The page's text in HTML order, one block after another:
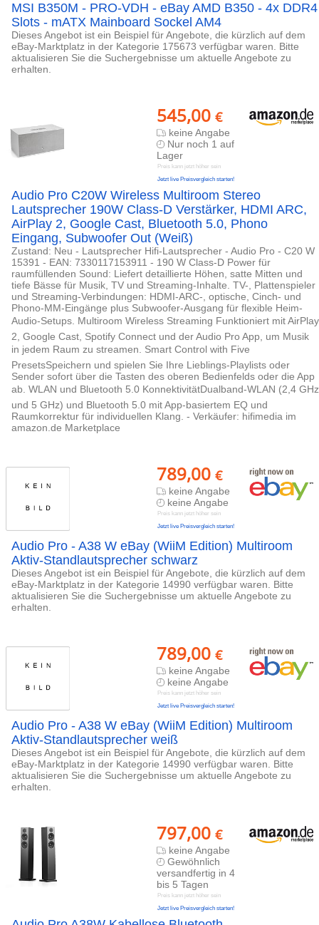
MSI B350M - PRO-VDH - eBay AMD B350 - 4x DDR4
Slots - mATX Mainboard Sockel AM4
Dieses Angebot ist ein Beispiel für Angebote, die kürzlich auf dem
eBay-Marktplatz in der Kategorie 175673 verfügbar waren. Bitte
aktualisieren Sie die Suchergebnisse um aktuelle Angebote zu
erhalten.
545,00 €
keine Angabe
Nur noch 1 auf
Lager
Preis kann jetzt höher sein
Jetzt live Preisvergleich starten!
Audio Pro C20W Wireless Multiroom Stereo
Lautsprecher 190W Class-D Verstärker, HDMI ARC,
AirPlay 2, Google Cast, Bluetooth 5.0, Phono
Eingang, Subwoofer Out (Weiß)
Zustand: Neu - Lautsprecher Hifi-Lautsprecher - Audio Pro - C20 W
15391 - EAN: 7330117153911 - 190 W Class-D Power für
raumfüllenden Sound: Liefert detaillierte Höhen, satte Mitten und
tiefe Bässe für Musik, TV und Streaming-Inhalte. TV-, Plattenspieler
und Streaming-Verbindungen: HDMI-ARC-, optische, Cinch- und
Phono-MM-Eingänge plus Subwoofer-Ausgang für flexible Heim-
Audio-Setups. Multiroom Wireless Streaming Funktioniert mit AirPlay
2, Google Cast, Spotify Connect und der Audio Pro App, um Musik
in jedem Raum zu streamen. Smart Control with Five
PresetsSpeichern und spielen Sie Ihre Lieblings-Playlists oder
Sender sofort über die Tasten des oberen Bedienfelds oder die App
ab. WLAN und Bluetooth 5.0 KonnektivitätDualband-WLAN (2,4 GHz
und 5 GHz) und Bluetooth 5.0 mit App-basiertem EQ und
Raumkorrektur für individuellen Klang. - Verkäufer: hifimedia im
amazon.de Marketplace
789,00 €
keine Angabe
keine Angabe
Preis kann jetzt höher sein
Jetzt live Preisvergleich starten!
Audio Pro - A38 W eBay (WiiM Edition) Multiroom
Aktiv-Standlautsprecher schwarz
Dieses Angebot ist ein Beispiel für Angebote, die kürzlich auf dem
eBay-Marktplatz in der Kategorie 14990 verfügbar waren. Bitte
aktualisieren Sie die Suchergebnisse um aktuelle Angebote zu
erhalten.
789,00 €
keine Angabe
keine Angabe
Preis kann jetzt höher sein
Jetzt live Preisvergleich starten!
Audio Pro - A38 W eBay (WiiM Edition) Multiroom
Aktiv-Standlautsprecher weiß
Dieses Angebot ist ein Beispiel für Angebote, die kürzlich auf dem
eBay-Marktplatz in der Kategorie 14990 verfügbar waren. Bitte
aktualisieren Sie die Suchergebnisse um aktuelle Angebote zu
erhalten.
797,00 €
keine Angabe
Gewöhnlich
versandfertig in 4
bis 5 Tagen
Preis kann jetzt höher sein
Jetzt live Preisvergleich starten!